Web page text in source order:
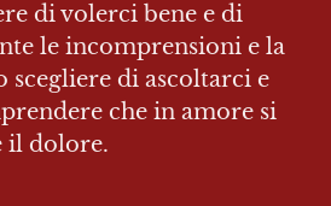
di volerci bene e di
le incomprensioni e la
scegliere di ascoltarci e
che in amore si
il dolore.